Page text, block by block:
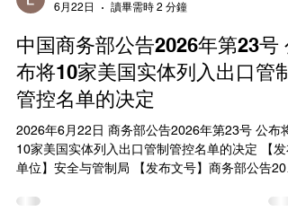
嫌违反相关法律法规出口战略矿产两用物项的行
物项； （二）超出出口许可证件载明的范围、条
和有效期出口战略矿产两用物项； （三）出口禁
出口的战略矿产两用物项； （四）以改造、拆分
部件或者组件等方式规避许可出口战略矿产相关两
用物项； （五）通过绕道第三国（地区）规避战
矿产两用物项出口管制有关规定； （六）通过贸
性出口及知识产权许可、投资、交流、赠送、展
受雇或雇佣、咨询等方式非法对外转移受管制的战
6月22日
讀畢需時 2 分鐘
中国商务部公告2026年第23号
布将10家美国实体列入出口管制
管控名单的决定
2026年6月22日 商务部公告2026年第23号 公布将
10家美国实体列入出口管制管控名单的决定 【发
单位】安全与管制局 【发布文号】商务部公告
华人民共和国出口管制法》和《中华人民共和国两